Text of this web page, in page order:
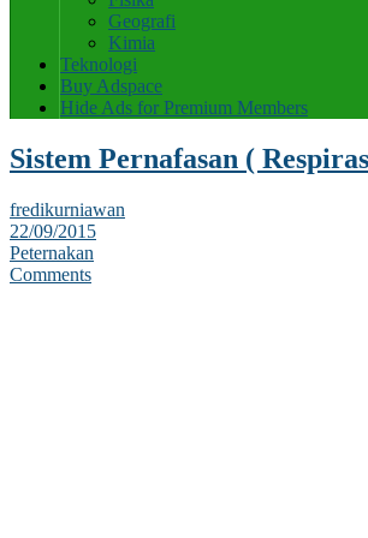
Geografi
Kimia
Teknologi
Buy Adspace
Hide Ads for Premium Members
Sistem Pernafasan (
fredikurniawan
22/09/2015
Peternakan
Comments